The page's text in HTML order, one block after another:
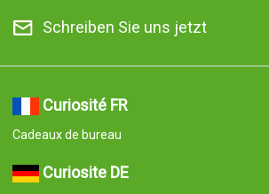
Schreiben Sie uns jetzt
Curiosité FR
Cadeaux de bureau
Curiosite DE